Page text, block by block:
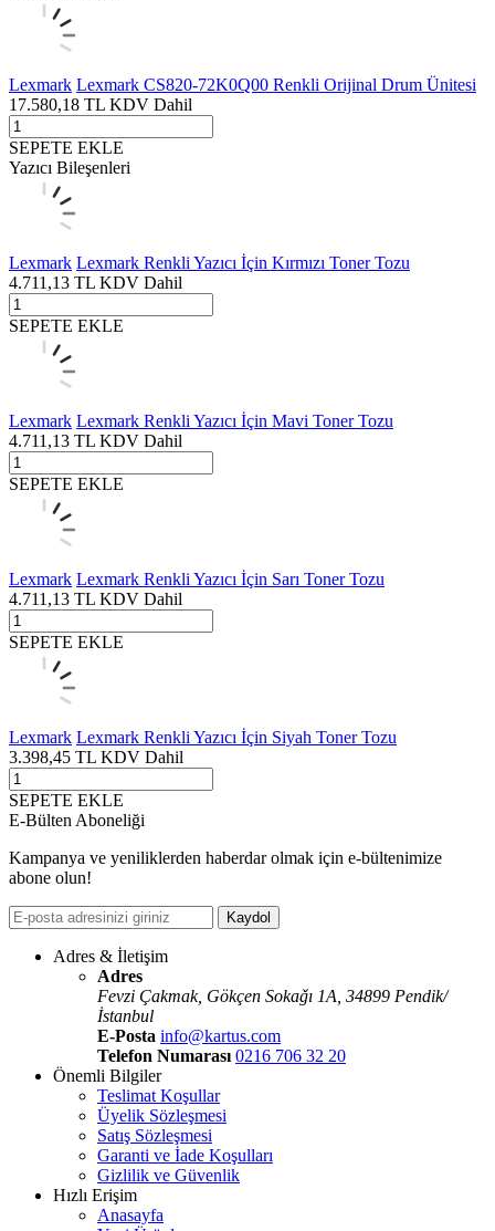
Lexmark Lexmark CS820-72K0Q00 Renkli Orijinal Drum Ünitesi
17.580,18 TL KDV Dahil
SEPETE EKLE
Yazıcı Bileşenleri
Lexmark Lexmark Renkli Yazıcı İçin Kırmızı Toner Tozu
4.711,13 TL KDV Dahil
SEPETE EKLE
Lexmark Lexmark Renkli Yazıcı İçin Mavi Toner Tozu
4.711,13 TL KDV Dahil
SEPETE EKLE
Lexmark Lexmark Renkli Yazıcı İçin Sarı Toner Tozu
4.711,13 TL KDV Dahil
SEPETE EKLE
Lexmark Lexmark Renkli Yazıcı İçin Siyah Toner Tozu
3.398,45 TL KDV Dahil
SEPETE EKLE
E-Bülten Aboneliği
Kampanya ve yeniliklerden haberdar olmak için e-bültenimize
abone olun!
Kaydol
Adres & İletişim
Adres
Fevzi Çakmak, Gökçen Sokaǧı 1A, 34899 Pendik/
İstanbul
E-Posta info@kartus.com
Telefon Numarası 0216 706 32 20
Önemli Bilgiler
Teslimat Koşullar
Üyelik Sözleşmesi
Satış Sözleşmesi
Garanti ve İade Koşulları
Gizlilik ve Güvenlik
Hızlı Erişim
Anasayfa